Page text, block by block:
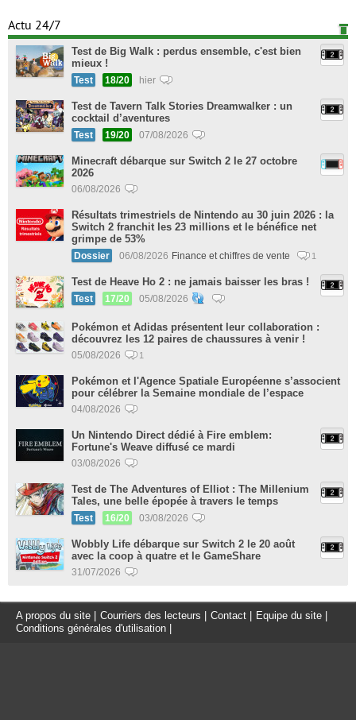
Actu 24/7
Test de Big Walk : perdus ensemble, c'est bien
mieux !
Test 18/20 hier
Test de Tavern Talk Stories Dreamwalker : un
cocktail d’aventures
Test 19/20 07/08/2026
Minecraft débarque sur Switch 2 le 27 octobre
2026
06/08/2026
Résultats trimestriels de Nintendo au 30 juin 2026 : la
Switch 2 franchit les 23 millions et le bénéfice net
grimpe de 53%
Dossier 06/08/2026 Finance et chiffres de vente 1
Test de Heave Ho 2 : ne jamais baisser les bras !
Test 17/20 05/08/2026
Pokémon et Adidas présentent leur collaboration :
découvrez les 12 paires de chaussures à venir !
05/08/2026 1
Pokémon et l'Agence Spatiale Européenne s’associent
pour célébrer la Semaine mondiale de l’espace
04/08/2026
Un Nintendo Direct dédié à Fire emblem:
Fortune's Weave diffusé ce mardi
03/08/2026
Test de The Adventures of Elliot : The Millenium
Tales, une belle épopée à travers le temps
Test 16/20 03/08/2026
Wobbly Life débarque sur Switch 2 le 20 août
avec la coop à quatre et le GameShare
31/07/2026
A propos du site Courriers des lecteurs Contact Equipe du site
Conditions générales d'utilisation